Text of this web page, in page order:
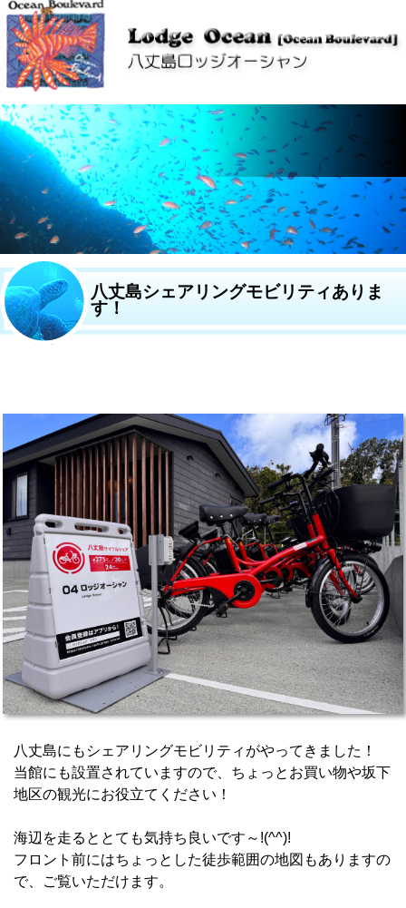
八丈島シェアリングモビリティありま
す！
八丈島にもシェアリングモビリティがやってきました！
当館にも設置されていますので、ちょっとお買い物や坂下
地区の観光にお役立てください！
海辺を走るととても気持ち良いです～!(^^)!
フロント前にはちょっとした徒歩範囲の地図もありますの
で、ご覧いただけます。